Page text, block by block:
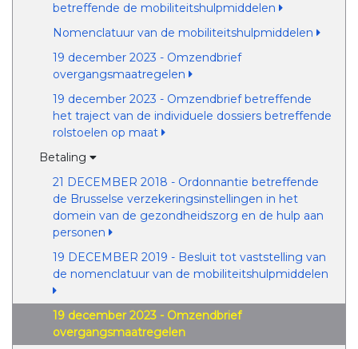
betreffende de mobiliteitshulpmiddelen
Nomenclatuur van de mobiliteitshulpmiddelen
19 december 2023 - Omzendbrief
overgangsmaatregelen
19 december 2023 - Omzendbrief betreffende
het traject van de individuele dossiers betreffende
rolstoelen op maat
Betaling
21 DECEMBER 2018 - Ordonnantie betreffende
de Brusselse verzekeringsinstellingen in het
domein van de gezondheidszorg en de hulp aan
personen
19 DECEMBER 2019 - Besluit tot vaststelling van
de nomenclatuur van de mobiliteitshulpmiddelen
19 december 2023 - Omzendbrief
overgangsmaatregelen